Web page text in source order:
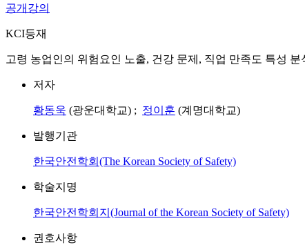
공개강의
KCI등재
고령 농업인의 위험요인 노출, 건강 문제, 직업 만족도 특성 분석
저자
황동욱 (광운대학교) ; 정이훈 (계명대학교)
발행기관
한국안전학회(The Korean Society of Safety)
학술지명
한국안전학회지(Journal of the Korean Society of Safety)
권호사항